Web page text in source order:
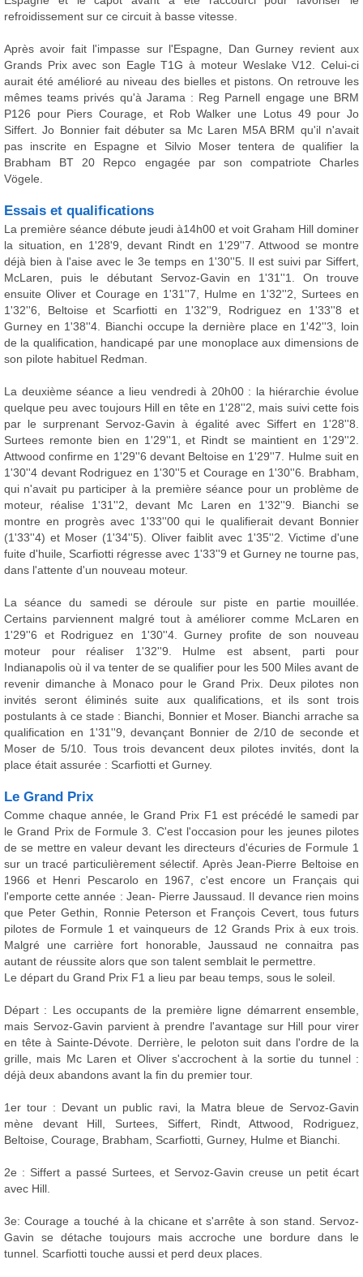
refroidissement sur ce circuit à basse vitesse.
Après avoir fait l'impasse sur l'Espagne, Dan Gurney revient aux
Grands Prix avec son Eagle T1G à moteur Weslake V12. Celui-ci
aurait été amélioré au niveau des bielles et pistons. On retrouve les
mêmes teams privés qu'à Jarama : Reg Parnell engage une BRM
P126 pour Piers Courage, et Rob Walker une Lotus 49 pour Jo
Siffert. Jo Bonnier fait débuter sa Mc Laren M5A BRM qu'il n'avait
pas inscrite en Espagne et Silvio Moser tentera de qualifier la
Brabham BT 20 Repco engagée par son compatriote Charles
Vögele.
Essais et qualifications
La première séance débute jeudi à14h00 et voit Graham Hill dominer
la situation, en 1'28'9, devant Rindt en 1'29''7. Attwood se montre
déjà bien à l'aise avec le 3e temps en 1'30''5. Il est suivi par Siffert,
McLaren, puis le débutant Servoz-Gavin en 1'31''1. On trouve
ensuite Oliver et Courage en 1'31''7, Hulme en 1'32''2, Surtees en
1'32''6, Beltoise et Scarfiotti en 1'32''9, Rodriguez en 1'33''8 et
Gurney en 1'38''4. Bianchi occupe la dernière place en 1'42''3, loin
de la qualification, handicapé par une monoplace aux dimensions de
son pilote habituel Redman.
La deuxième séance a lieu vendredi à 20h00 : la hiérarchie évolue
quelque peu avec toujours Hill en tête en 1'28''2, mais suivi cette fois
par le surprenant Servoz-Gavin à égalité avec Siffert en 1'28''8.
Surtees remonte bien en 1'29''1, et Rindt se maintient en 1'29''2.
Attwood confirme en 1'29''6 devant Beltoise en 1'29''7. Hulme suit en
1'30''4 devant Rodriguez en 1'30''5 et Courage en 1'30''6. Brabham,
qui n'avait pu participer à la première séance pour un problème de
moteur, réalise 1'31''2, devant Mc Laren en 1'32''9. Bianchi se
montre en progrès avec 1'33''00 qui le qualifierait devant Bonnier
(1'33''4) et Moser (1'34''5). Oliver faiblit avec 1'35''2. Victime d'une
fuite d'huile, Scarfiotti régresse avec 1'33''9 et Gurney ne tourne pas,
dans l'attente d'un nouveau moteur.
La séance du samedi se déroule sur piste en partie mouillée.
Certains parviennent malgré tout à améliorer comme McLaren en
1'29''6 et Rodriguez en 1'30''4. Gurney profite de son nouveau
moteur pour réaliser 1'32''9. Hulme est absent, parti pour
Indianapolis où il va tenter de se qualifier pour les 500 Miles avant de
revenir dimanche à Monaco pour le Grand Prix. Deux pilotes non
invités seront éliminés suite aux qualifications, et ils sont trois
postulants à ce stade : Bianchi, Bonnier et Moser. Bianchi arrache sa
qualification en 1'31''9, devançant Bonnier de 2/10 de seconde et
Moser de 5/10. Tous trois devancent deux pilotes invités, dont la
place était assurée : Scarfiotti et Gurney.
Le Grand Prix
Comme chaque année, le Grand Prix F1 est précédé le samedi par
le Grand Prix de Formule 3. C'est l'occasion pour les jeunes pilotes
de se mettre en valeur devant les directeurs d'écuries de Formule 1
sur un tracé particulièrement sélectif. Après Jean-Pierre Beltoise en
1966 et Henri Pescarolo en 1967, c'est encore un Français qui
l'emporte cette année : Jean- Pierre Jaussaud. Il devance rien moins
que Peter Gethin, Ronnie Peterson et François Cevert, tous futurs
pilotes de Formule 1 et vainqueurs de 12 Grands Prix à eux trois.
Malgré une carrière fort honorable, Jaussaud ne connaitra pas
autant de réussite alors que son talent semblait le permettre.
Le départ du Grand Prix F1 a lieu par beau temps, sous le soleil.
Départ : Les occupants de la première ligne démarrent ensemble,
mais Servoz-Gavin parvient à prendre l'avantage sur Hill pour virer
en tête à Sainte-Dévote. Derrière, le peloton suit dans l'ordre de la
grille, mais Mc Laren et Oliver s'accrochent à la sortie du tunnel :
déjà deux abandons avant la fin du premier tour.
1er tour : Devant un public ravi, la Matra bleue de Servoz-Gavin
mène devant Hill, Surtees, Siffert, Rindt, Attwood, Rodriguez,
Beltoise, Courage, Brabham, Scarfiotti, Gurney, Hulme et Bianchi.
2e : Siffert a passé Surtees, et Servoz-Gavin creuse un petit écart
avec Hill.
3e: Courage a touché à la chicane et s'arrête à son stand. Servoz-
Gavin se détache toujours mais accroche une bordure dans le
tunnel. Scarfiotti touche aussi et perd deux places.